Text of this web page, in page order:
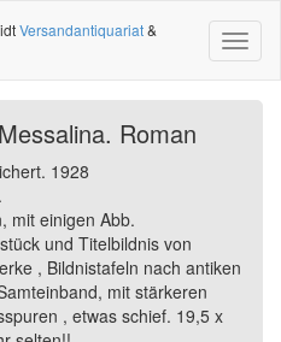
Versandantiquariat&
Roman
1928
mit einigen Abb.
und Titelbildnis von
, Bildnistafeln nach antiken
mit stärkeren
, etwas schief. 19,5 x